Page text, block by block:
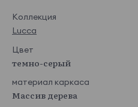
Betsy 05
Показать еще
Takt
Коллекция
Lucca
Цвет
темно-серый
материал каркаса
Массив дерева